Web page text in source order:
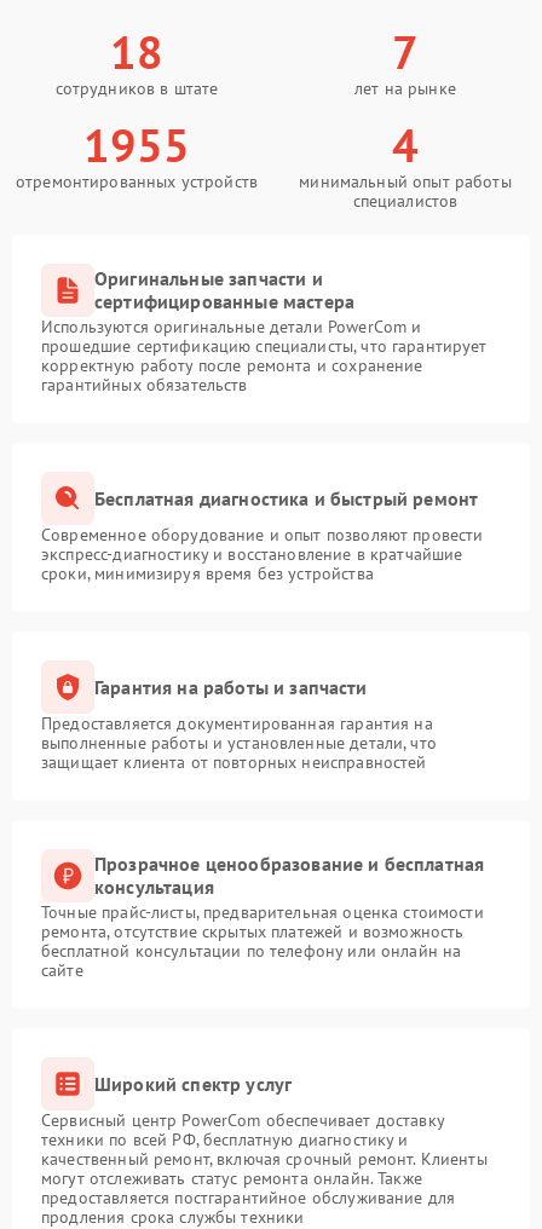
18
сотрудников в штате
7
лет на рынке
1955
отремонтированных устройств
4
минимальный опыт работы
специалистов
Оригинальные запчасти и
сертифицированные мастера
Используются оригинальные детали PowerCom и
прошедшие сертификацию специалисты, что гарантирует
корректную работу после ремонта и сохранение
гарантийных обязательств
Бесплатная диагностика и быстрый ремонт
Современное оборудование и опыт позволяют провести
экспресс-диагностику и восстановление в кратчайшие
сроки, минимизируя время без устройства
Гарантия на работы и запчасти
Предоставляется документированная гарантия на
выполненные работы и установленные детали, что
защищает клиента от повторных неисправностей
Прозрачное ценообразование и бесплатная
консультация
Точные прайс-листы, предварительная оценка стоимости
ремонта, отсутствие скрытых платежей и возможность
бесплатной консультации по телефону или онлайн на
сайте
Широкий спектр услуг
Сервисный центр PowerCom обеспечивает доставку
техники по всей РФ, бесплатную диагностику и
качественный ремонт, включая срочный ремонт. Клиенты
могут отслеживать статус ремонта онлайн. Также
предоставляется постгарантийное обслуживание для
продления срока службы техники